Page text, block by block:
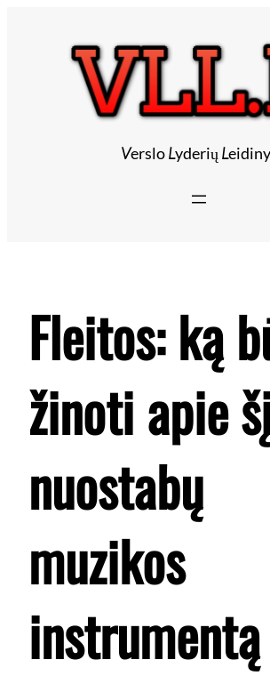
VersloLyderių L
Fleitos: ką
žinoti apie
nuostabų
muzikos
instrumentą